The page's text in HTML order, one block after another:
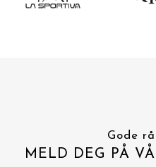
Gode
MELD DEG PÅ